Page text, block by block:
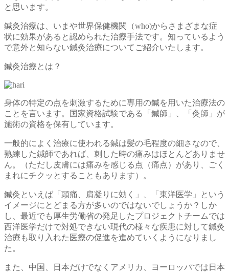
と思います。
鍼灸治療は、いまや世界保健機関（who)からさまざまな症
状に効果があると認められた治療手法です。知っているよう
で意外と知らない鍼灸治療についてご紹介いたします。
鍼灸治療とは？
身体の特定の点を刺激するために専用の鍼を用いた治療法の
ことを言います。国家資格試験である「鍼師」、「灸師」が
施術の資格を保有しています。
一般的によく治療に使われる鍼は髪の毛程度の細さなので、
熟練した鍼師であれば、刺した時の痛みはほとんどありませ
ん。（ただし皮膚には痛みを感じる点（痛点）があり、ごく
まれにチクッとすることもあります）。
鍼灸といえば「頭痛、肩凝りに効く」、「東洋医学」という
イメージにとどまる方が多いのではないでしょうか？しか
し、最近でも厚生労働省の発足したプロジェクトチームでは
西洋医学だけで対処できない現代の様々な疾患に対して鍼灸
治療も取り入れた医療の促進を進めていくようになりまし
た。
また、中国、日本だけでなくアメリカ、ヨーロッパでは日本